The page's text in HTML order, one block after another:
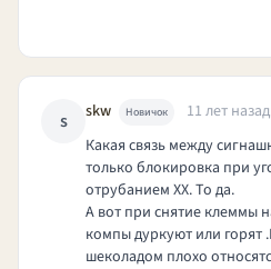
s skw Новичок
11 лет назад
Какая связь между
только блокировка при
отрубанием ХХ. То да.
А вот при снятие клеммы
компы дуркуют или горят
шеколадом плохо